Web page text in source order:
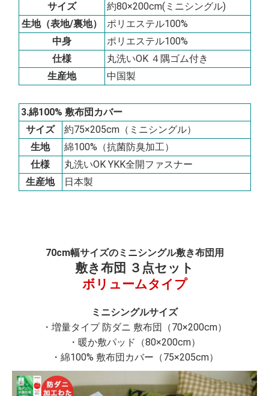
サイズ
約80×200cm(ミニシングル)
生地（表地/裏地）
ポリエステル100%
中身
ポリエステル100%
仕様
丸洗いOK ４隅ゴム付き
生産地
中国製
3.綿100% 敷布団カバー
サイズ
約75×205cm（ミニシングル）
生地
綿100%（抗菌防臭加工）
仕様
丸洗いOK YKK全開ファスナー
生産地
日本製
70cm幅サイズのミニシングル敷き布団用
敷き布団 ３点セット
ボリュームタイプ
ミニシングルサイズ
・増量タイプ 防ダニ 敷布団（70×200cm）
・暖か敷パッド（80×200cm）
・綿100% 敷布団カバー（75×205cm）